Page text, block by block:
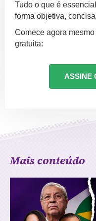
Tudo o que é
forma objetiva,
Comece agora
gratuita:
ASSINE
Mais conteúdo